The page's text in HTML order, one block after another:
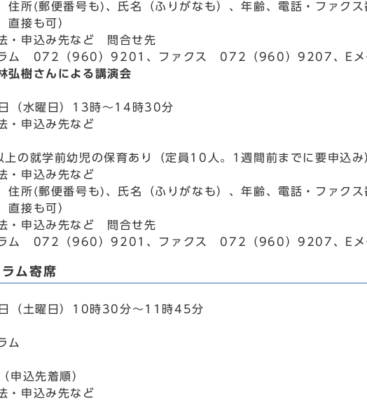
住所(郵便番号も)、氏名（ふりがなも）、年齢、電話・ファク
直接も可）
・申込み先など 問合せ先
ラム 072（960）9201、ファクス 072（960）9207、E
弘樹さんによる講演会
（水曜日）13時～14時30分
・申込み先など
の就学前幼児の保育あり（定員10人。1週間前までに要申込み
・申込み先など
住所(郵便番号も)、氏名（ふりがなも）、年齢、電話・ファク
直接も可）
・申込み先など 問合せ先
ラム 072（960）9201、ファクス 072（960）9207、E
ム寄席
（土曜日）10時30分～11時45分
ム
申込先着順）
・申込み先など